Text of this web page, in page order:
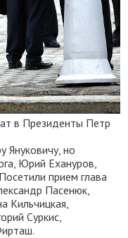
в Президенты Петр
Януковичу, но
Юрий Ехануров,
прием глава
Пасенюк,
Кильчицкая,
Суркис,